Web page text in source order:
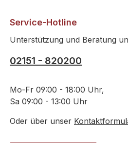
Service-Hotline
Unterstützung und Beratung
02151 - 820200
Mo-Fr 09:00 - 18:00 Uhr,
Sa 09:00 - 13:00 Uhr
Oder über unser